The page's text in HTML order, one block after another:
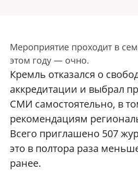
Мероприятие проходит в
этом году — очно.
Кремль отказался о
аккредитации и выбрал
СМИ самостоятельно, в
рекомендациям
Всего приглашено 507
это в полтора раза
ранее.